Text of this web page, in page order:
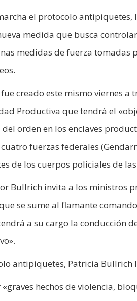
el protocolo
medida que busca
medidas de fuerza tomadas
creado este mismo viernes a
Productiva que tendrá el
orden en los enclaves
fuerzas federales
de los cuerpos policiales de
Bullrich invita a los ministros
se sume al flamante
a su cargo la conducción
antipiquetes, Patricia Bullrich
hechos de violencia,